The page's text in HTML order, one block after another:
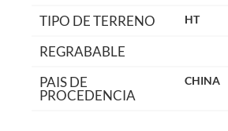
TIPO DE TERRENO HT
REGRABABLE
PAIS DE
PROCEDENCIA
CHINA